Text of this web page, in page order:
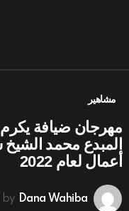
مشاهير
مهرجان ضيافة
المبدع محمد
أعمال لعام 2022
by Dana Wahiba